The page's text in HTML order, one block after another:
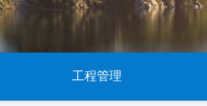
工程管理